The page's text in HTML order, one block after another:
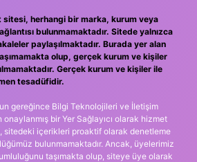
sitesi, herhangi bir marka, kurum veya
bulunmamaktadır. Sitede yalnızca
paylaşılmaktadır. Burada yer alan
olup, gerçek kurum ve kişiler
Gerçek kurum ve kişiler ile
tesadüfidir.
gereğince Bilgi Teknolojileri ve İletişim
onaylanmış bir Yer Sağlayıcı olarak hizmet
sitedeki içerikleri proaktif olarak denetleme
bulunmamaktadır. Ancak, üyelerimiz
taşımakta olup, siteye üye olarak